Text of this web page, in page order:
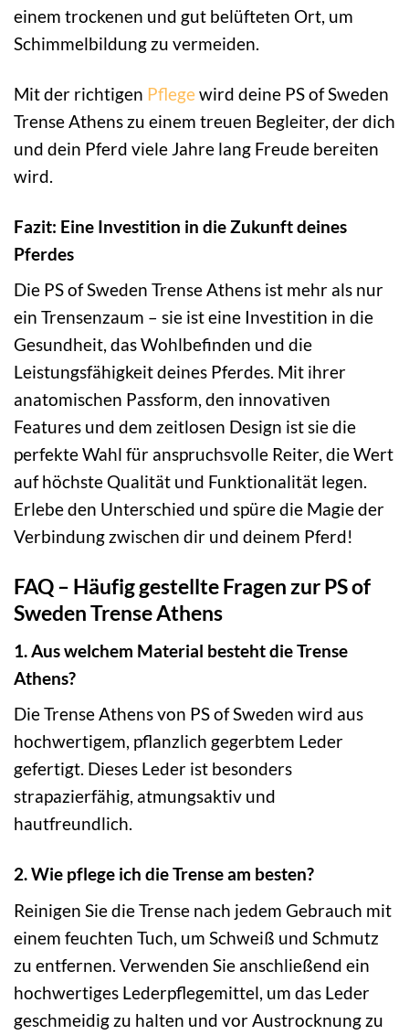
einem trockenen und gut belüfteten Ort, um
Schimmelbildung zu vermeiden.
Mit der richtigen Pflegewird deine PS of Sweden
Trense Athens zu einem treuen Begleiter, der dich
und dein Pferd viele Jahre lang Freude bereiten
wird.
Fazit: Eine Investition in die Zukunft deines
Pferdes
Die PS of Sweden Trense Athens ist mehr als nur
ein Trensenzaum – sie ist eine Investition in die
Gesundheit, das Wohlbefinden und die
Leistungsfähigkeit deines Pferdes. Mit ihrer
anatomischen Passform, den innovativen
Features und dem zeitlosen Design ist sie die
perfekte Wahl für anspruchsvolle Reiter, die Wert
auf höchste Qualität und Funktionalität legen.
Erlebe den Unterschied und spüre die Magie der
Verbindung zwischen dir und deinem Pferd!
FAQ – Häufig gestellte Fragen zur PS of
Sweden Trense Athens
1. Aus welchem Material besteht die Trense
Athens?
Die Trense Athens von PS of Sweden wird aus
hochwertigem, pflanzlich gegerbtem Leder
gefertigt. Dieses Leder ist besonders
strapazierfähig, atmungsaktiv und
hautfreundlich.
2. Wie pflege ich die Trense am besten?
Reinigen Sie die Trense nach jedem Gebrauch mit
einem feuchten Tuch, um Schweiß und Schmutz
zu entfernen. Verwenden Sie anschließend ein
hochwertiges Lederpflegemittel, um das Leder
geschmeidig zu halten und vor Austrocknung zu